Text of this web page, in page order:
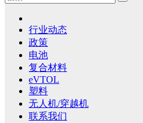
行业动态
政策
电池
复合材料
eVTOL
塑料
无人机/穿越机
联系我们